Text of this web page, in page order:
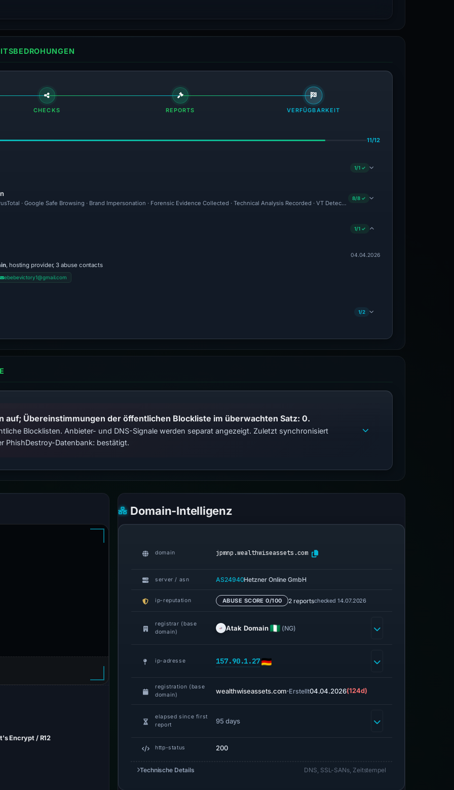
CHECKS REPORTS VERFÜGBARKEIT
11/12
1/1 ✓
· Google Safe Browsing · Brand Impersonation · Forensic Evidence Collected · Technical Analysis Recorded · VT Detection +1
8/8 ✓
1/1 ✓
, hosting provider, 3 abuse contacts
ebebevictory1@gmail.com
04.04.2026
1/2
auf; Übereinstimmungen der öffentlichen Blockliste im überwachten Satz: 0.
Blocklisten. Anbieter- und DNS-Signale werden separat angezeigt. Zuletzt synchronisiert
PhishDestroy-Datenbank: bestätigt.
Encrypt / R12
Domain-Intelligenz
domain jpmnp.wealthwiseassets.com
server / asn AS24940Hetzner Online GmbH
ip-reputation ABUSE SCORE 0/100 2 reportschecked 14.07.2026
registrar (base
domain)
Atak Domain (NG)
ip-adresse 157.90.1.27
registration (base
domain)
wealthwiseassets.com·Erstellt04.04.2026(124d)
elapsed since first
report
95 days
http-status 200
Technische Details DNS, SSL-SANs, Zeitstempel